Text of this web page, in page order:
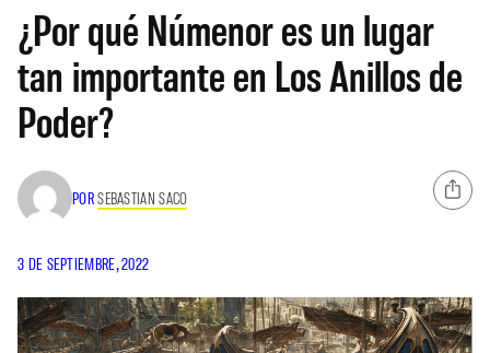
¿Por qué Númenor es un lugar
tan importante en Los Anillos de
Poder?
PORSEBASTIAN SACO
3 DE SEPTIEMBRE, 2022